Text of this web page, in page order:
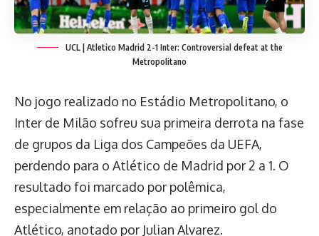
UCL | Atletico Madrid 2-1 Inter: Controversial defeat at the
Metropolitano
No jogo realizado no Estádio Metropolitano, o
Inter de Milão sofreu sua primeira derrota na fase
de grupos da Liga dos Campeões da UEFA,
perdendo para o Atlético de Madrid por 2 a 1. O
resultado foi marcado por polêmica,
especialmente em relação ao primeiro gol do
Atlético, anotado por Julian Alvarez.